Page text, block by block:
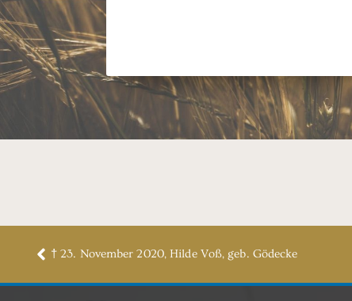
† 23. November 2020, Hilde Voß, geb. Gödecke